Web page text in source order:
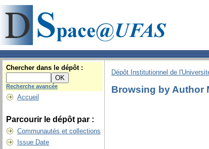
Chercher dans le dépôt :
Recherche avancée
Accueil
Parcourir le dépôt par :
Communautés et collections
Issue Date
Dépôt Institutionnel de
Browsing by Author